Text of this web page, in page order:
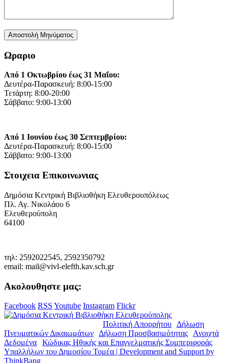
Ωραριο
Από 1 Οκτωβρίου έως 31 Μαΐου:
Δευτέρα-Παρασκευή: 8:00-15:00
Τετάρτη: 8:00-20:00
Σάββατο: 9:00-13:00
Από 1 Ιουνίου έως 30 Σεπτεμβρίου:
Δευτέρα-Παρασκευή: 8:00-15:00
Σάββατο: 9:00-13:00
Στοιχεια Επικοινωνιας
Δημόσια Κεντρική Βιβλιοθήκη Ελευθερουπόλεως
Πλ. Αγ. Νικολάου 6
Ελευθερούπολη
64100
τηλ: 2592022545, 2592350792
email: mail@vivl-elefth.kav.sch.gr
Ακολουθηστε μας:
Facebook RSS Youtube Instagram Flickr
Πολιτική Απορρήτου
Δήλωση
Πνευματικών Δικαιωμάτων
Δήλωση Προσβασιμότητας
Ανοιχτά
Δεδομένα
Κώδικας Ηθικής και Επαγγελματικής Συμπεριφοράς
Υπαλλήλων του Δημοσίου Τομέα | Development and Support by
ThinkBang